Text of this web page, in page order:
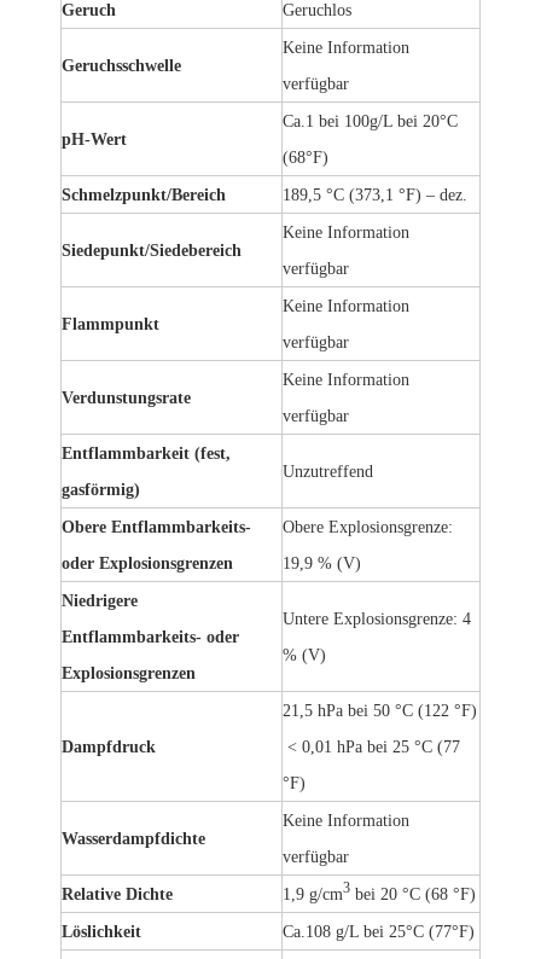
Geruch Geruchlos
Geruchsschwelle
Keine Information
verfügbar
pH-Wert
Ca.1 bei 100g/L bei 20°C
(68°F)
Schmelzpunkt/Bereich 189,5 °C (373,1 °F) – dez.
Siedepunkt/Siedebereich
Keine Information
verfügbar
Flammpunkt
Keine Information
verfügbar
Verdunstungsrate
Keine Information
verfügbar
Entflammbarkeit (fest,
gasförmig)
Unzutreffend
Obere Entflammbarkeits-
oder Explosionsgrenzen
Obere Explosionsgrenze:
19,9 % (V)
Niedrigere
Entflammbarkeits- oder
Explosionsgrenzen
Untere Explosionsgrenze: 4
% (V)
Dampfdruck
21,5 hPa bei 50 °C (122 °F)
< 0,01 hPa bei 25 °C (77
°F)
Wasserdampfdichte
Keine Information
verfügbar
Relative Dichte 1,9 g/cm3 bei 20 °C (68 °F)
Löslichkeit Ca.108 g/L bei 25°C (77°F)